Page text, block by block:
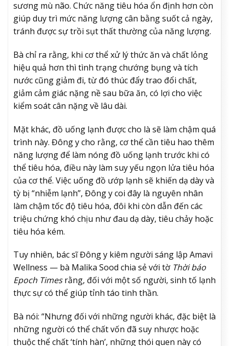
sương mù não. Chức năng tiêu hóa ổn định hơn còn
giúp duy trì mức năng lượng cân bằng suốt cả ngày,
tránh được sự trồi sụt thất thường của năng lượng.
Bà chỉ ra rằng, khi cơ thể xử lý thức ăn và chất lỏng
hiệu quả hơn thì tình trạng chướng bụng và tích
nước cũng giảm đi, từ đó thúc đẩy trao đổi chất,
giảm cảm giác nặng nề sau bữa ăn, có lợi cho việc
kiểm soát cân nặng về lâu dài.
Mặt khác, đồ uống lạnh được cho là sẽ làm chậm quá
trình này. Đông y cho rằng, cơ thể cần tiêu hao thêm
năng lượng để làm nóng đồ uống lạnh trước khi có
thể tiêu hóa, điều này làm suy yếu ngọn lửa tiêu hóa
của cơ thể. Việc uống đồ ướp lạnh sẽ khiến dạ dày và
tỳ bị “nhiễm lạnh”, Đông y coi đây là nguyên nhân
làm chậm tốc độ tiêu hóa, đôi khi còn dẫn đến các
triệu chứng khó chịu như đau dạ dày, tiêu chảy hoặc
tiêu hóa kém.
Tuy nhiên, bác sĩ Đông y kiêm người sáng lập Amavi
Wellness — bà Malika Sood chia sẻ với tờ Thời báo
Epoch Timesrằng, đối với một số người, sinh tố lạnh
thực sự có thể giúp tỉnh táo tinh thần.
Bà nói: “Nhưng đối với những người khác, đặc biệt là
những người có thể chất vốn đã suy nhược hoặc
thuộc thể chất ‘tính hàn’, những thói quen này có